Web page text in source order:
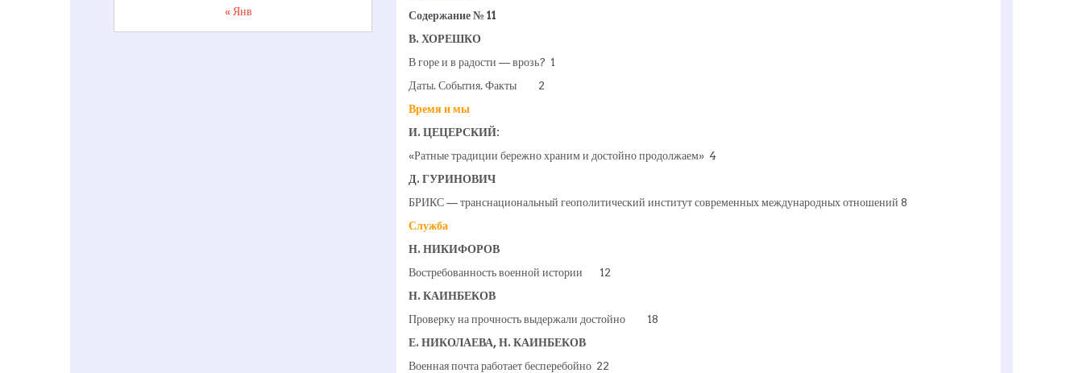
Содержание № 11
В. ХОРЕШКО
В горе и в радости — врозь? 1
Даты. События. Факты 2
Время и мы
И. ЦЕЦЕРСКИЙ:
«Ратные традиции бережно храним и достойно продолжаем» 4
Д. ГУРИНОВИЧ
БРИКС — транснациональный геополитический институт современных международных отношений 8
Служба
Н. НИКИФОРОВ
Востребованность военной истории 12
Н. КАИНБЕКОВ
Проверку на прочность выдержали достойно 18
Е. НИКОЛАЕВА, Н. КАИНБЕКОВ
Военная почта работает бесперебойно 22
« Янв